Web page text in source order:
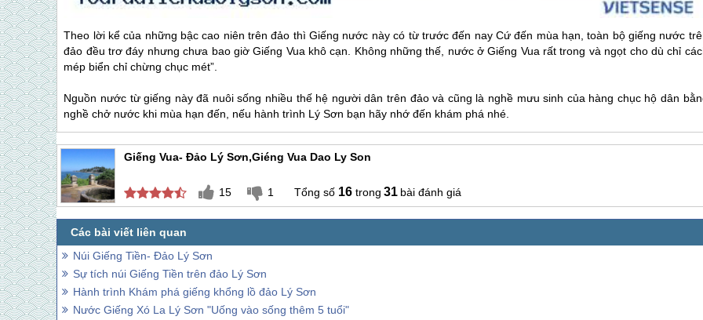
Theo lời kể của những bậc cao niên trên đảo thì Giếng nước này có từ trước đến nay Cứ đến mùa hạn, toàn bộ giếng nước
đảo đều trơ đáy nhưng chưa bao giờ Giếng Vua khô cạn. Không những thế, nước ở Giếng Vua rất trong và ngọt cho dù chỉ
mép biển chỉ chừng chục mét”.
Nguồn nước từ giếng này đã nuôi sống nhiều thế hệ người dân trên đảo và cũng là nghề mưu sinh của hàng chục hộ dân
nghề chở nước khi mùa hạn đến, nếu hành trình Lý Sơn bạn hãy nhớ đến khám phá nhé.
Giếng Vua- Đảo Lý Sơn,giéng Vua Dao Ly Son
15 1 16 31 bài đánh giá
Núi Giếng Tiền- Đảo Lý Sơn
Sự tích núi Giếng Tiền trên đảo Lý Sơn
Hành trình Khám phá giếng khổng lồ đảo Lý Sơn
Nước Giếng Xó La Lý Sơn "Uống vào sống thêm 5 tuổi"